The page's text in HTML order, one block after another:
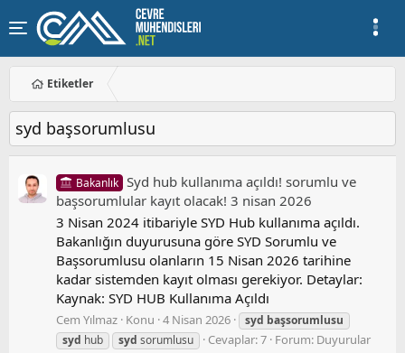
Etiketler
syd başsorumlusu
Bakanlık Syd hub kullanıma açıldı! sorumlu ve
başsorumlular kayıt olacak! 3 nisan 2026
3 Nisan 2024 itibariyle SYD Hub kullanıma açıldı.
Bakanlığın duyurusuna göre SYD Sorumlu ve
Başsorumlusu olanların 15 Nisan 2026 tarihine
kadar sistemden kayıt olması gerekiyor. Detaylar:
Kaynak: SYD HUB Kullanıma Açıldı
Cem Yılmaz Konu 4 Nisan 2026 syd başsorumlusu
syd hub syd sorumlusu Cevaplar: 7 Forum: Duyurular